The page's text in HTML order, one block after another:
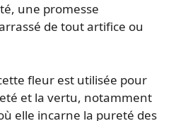
une promesse
de tout artifice ou
fleur est utilisée pour
et la vertu, notamment
elle incarne la pureté des